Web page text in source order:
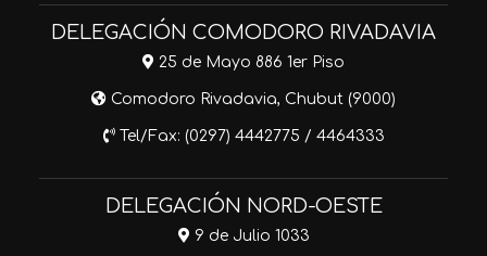
DELEGACIÓN COMODORO RIVADAVIA
25 de Mayo 886 1er Piso
Comodoro Rivadavia, Chubut (9000)
Tel/Fax: (0297) 4442775 / 4464333
DELEGACIÓN NORD-OESTE
9 de Julio 1033